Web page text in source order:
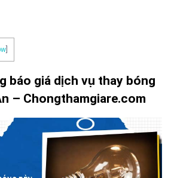
báo giá dịch vụ thay bóng
– Chongthamgiare.com